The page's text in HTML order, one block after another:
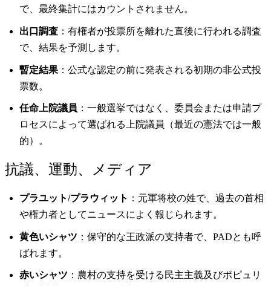
で、最終集計にはカウントされません。
出口調査 ：有権者が投票所を離れた直後に行われる調査
で、結果を予測します。
暫定結果 ：公式な認定の前に発表される初期の非公式投
票数。
任命上院議員 ：一般選挙ではなく、委員会または申請プ
ロセスによって選ばれる上院議員（最近の憲法では一般
的）。
抗議、運動、メディア
プラユット/プラウィット ：元軍将校の姓で、過去の首相
や権力者としてニュースによく報じられます。
黄色いシャツ ：保守的な王政派の支持者で、PADとも呼
ばれます。
赤いシャツ ：農村の支持を受ける民主主義及びポピュリ